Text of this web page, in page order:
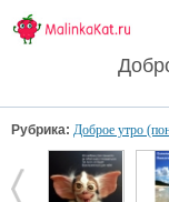
Рубрика: Доброе утро